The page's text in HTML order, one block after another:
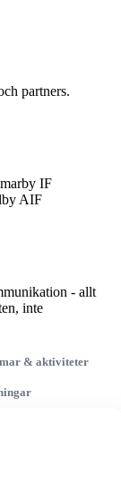
partners.
- allt
inte
& aktiviteter